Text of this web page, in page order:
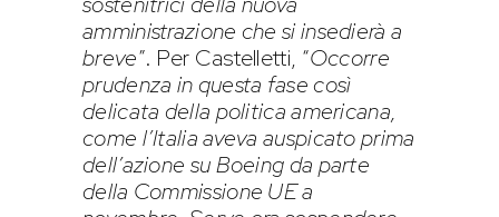
amministrazione che si insedierà a
breve”. Per Castelletti, “Occorre
prudenza in questa fase così
delicata della politica americana,
come l’Italia aveva auspicato prima
dell’azione su Boeing da parte
della Commissione UE a